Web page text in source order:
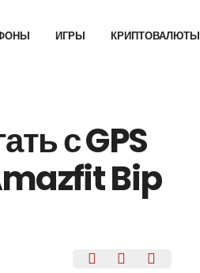
ИГРЫ КРИПТОВАЛЮТЫ
с GPS
Bip